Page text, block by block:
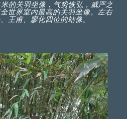
的关羽坐像，气势恢弘，威严之
世界室内最高的关羽坐像。左右
王甫、廖化四位的站像。